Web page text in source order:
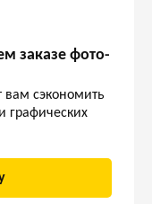
заказе фото-
вам сэкономить
графических